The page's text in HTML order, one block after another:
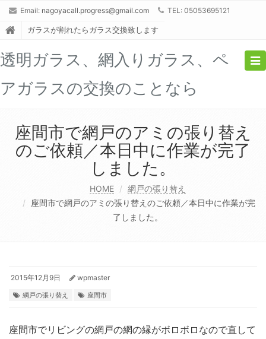
Email: nagoyacall.progress@gmail.com TEL: 05053695121
ガラスが割れたらガラス交換致します
透明ガラス、網入りガラス、ペ
アガラスの交換のことなら
座間市で網戸のアミの張り替え
のご依頼／本日中に作業が完了
しました。
HOME
網戸の張り替え
座間市で網戸のアミの張り替えのご依頼／本日中に作業が完
了しました。
2015年12月9日 wpmaster
網戸の張り替え 座間市
座間市でリビングの網戸の網の縁がボロボロなので直して